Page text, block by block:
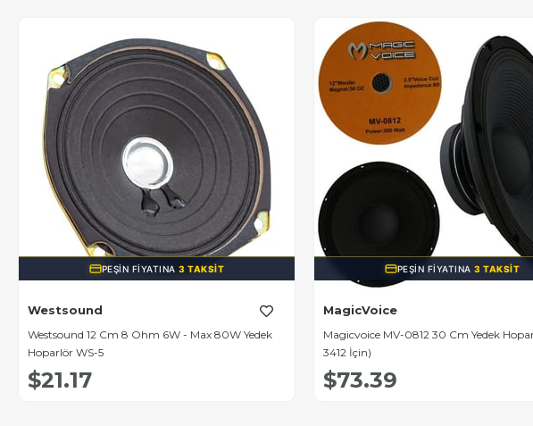
PEŞIN FIYATINA3 TAKSIT
Westsound
Westsound 12 Cm 8 Ohm 6W - Max 80W Yedek
Hoparlör WS-5
$21.17
PEŞIN FIYATINA3 TAKSIT
MagicVoice
Magicvoice MV-0812 30 Cm Yedek Hoparlör
3412 İçin)
$73.39